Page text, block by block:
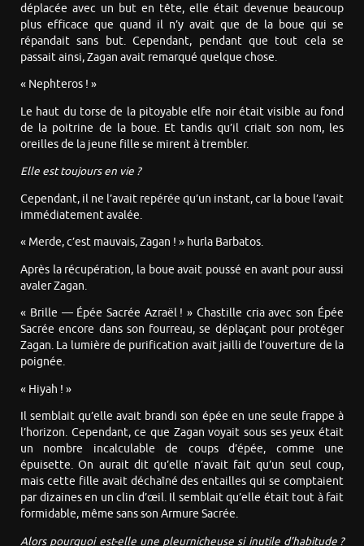
déplacée avec un but en tête, elle était devenue beaucoup
plus efficace que quand il n’y avait que de la boue qui se
répandait sans but. Cependant, pendant que tout cela se
passait ainsi, Zagan avait remarqué quelque chose.
« Nephteros ! »
Le haut du torse de la pitoyable elfe noir était visible au fond
de la poitrine de la boue. Et tandis qu’il criait son nom, les
oreilles de la jeune fille se mirent à trembler.
Elle est toujours en vie ?
Cependant, il ne l’avait repérée qu’un instant, car la boue l’avait
immédiatement avalée.
« Merde, c’est mauvais, Zagan ! » hurla Barbatos.
Après la récupération, la boue avait poussé en avant pour aussi
avaler Zagan.
« Brille — Épée Sacrée Azraël ! » Chastille cria avec son Épée
Sacrée encore dans son fourreau, se déplaçant pour protéger
Zagan. La lumière de purification avait jailli de l’ouverture de la
poignée.
« Hiyah ! »
Il semblait qu’elle avait brandi son épée en une seule frappe à
l’horizon. Cependant, ce que Zagan voyait sous ses yeux était
un nombre incalculable de coups d’épée, comme une
épuisette. On aurait dit qu’elle n’avait fait qu’un seul coup,
mais cette fille avait déchaîné des entailles qui se comptaient
par dizaines en un clin d’œil. Il semblait qu’elle était tout à fait
formidable, même sans son Armure Sacrée.
Alors pourquoi est-elle une pleurnicheuse si inutile d’habitude ?